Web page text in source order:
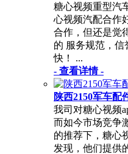
糖心视频重型汽车
心视频汽配合作
合作，但还是觉
的 服务规范，信
快！ ...
- 查看详情 -
陕西2150军车配件
我司对糖心视频
而如今市场竞争激
的推荐下，糖
发现，他们提